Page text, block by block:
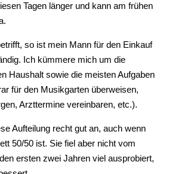
Tagen länger und kann am frühen
so ist mein Mann für den Einkauf
Ich kümmere mich um die
Haushalt sowie die meisten Aufgaben
für den Musikgarten überweisen,
Arzttermine vereinbaren, etc.).
Aufteilung recht gut an, auch wenn
50/50 ist. Sie fiel aber nicht vom
ersten zwei Jahren viel ausprobiert,